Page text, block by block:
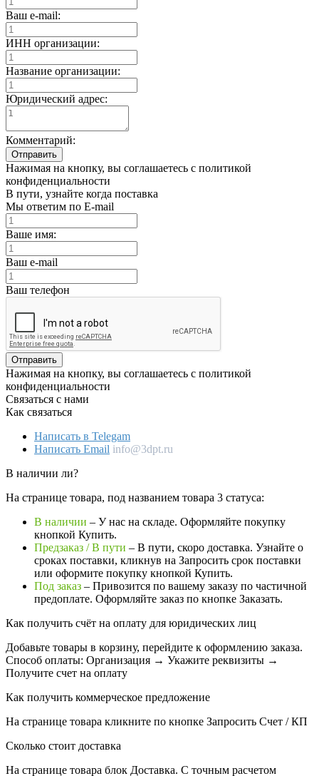
Ваш e-mail:
ИНН организации:
Название организации:
Юридический адрес:
Комментарий:
Отправить
Нажимая на кнопку, вы соглашаетесь с политикой
конфиденциальности
В пути, узнайте когда поставка
Мы ответим по E-mail
Ваше имя:
Ваш e-mail
Ваш телефон
Отправить
Нажимая на кнопку, вы соглашаетесь с политикой
конфиденциальности
Связаться с нами
Как связаться
Написать в Telegam
Написать Email info@3dpt.ru
В наличии ли?
На странице товара, под названием товара 3 статуса:
В наличии – У нас на складе. Оформляйте покупку
кнопкой Купить.
Предзаказ / В пути – В пути, скоро доставка. Узнайте о
сроках поставки, кликнув на Запросить cрок поставки
или оформите покупку кнопкой Купить.
Под заказ – Привозится по вашему заказу по частичной
предоплате. Оформляйте заказ по кнопке Заказать.
Как получить счёт на оплату для юридических лиц
Добавьте товары в корзину, перейдите к оформлению заказа.
Способ оплаты: Организация → Укажите реквизиты →
Получите счет на оплату
Как получить коммерческое предложение
На странице товара кликните по кнопке Запросить Счет / КП
Сколько стоит доставка
На странице товара блок Доставка. С точным расчетом